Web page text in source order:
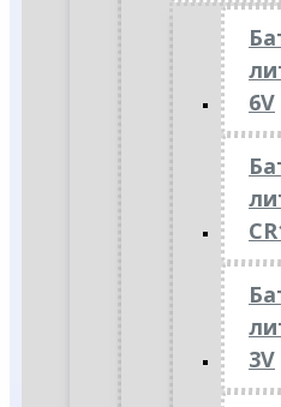
6V
3V